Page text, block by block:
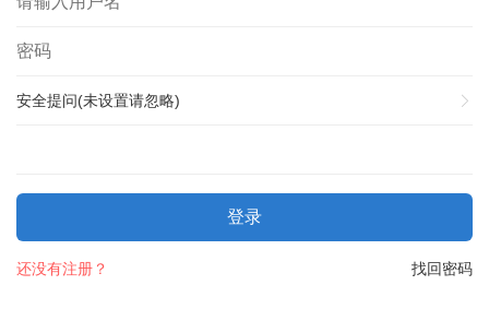
安全提问(未设置请忽略)
登录
找回密码
还没有注册？